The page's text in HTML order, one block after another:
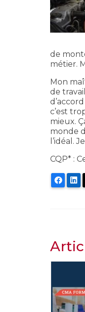
de
métier.
Mon
de
c’est
mieux.
monde
l’idéal.
CQP* :